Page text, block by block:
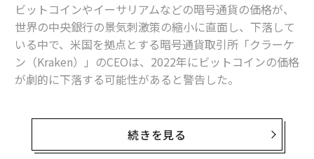
ビットコインやイーサリアムなどの暗号通貨の価格が、
世界の中央銀行の景気刺激策の縮小に直面し、下落して
いる中で、米国を拠点とする暗号通貨取引所「クラーケ
ン（Kraken）」のCEOは、2022年にビットコインの価格
が劇的に下落する可能性があると警告した。
クラーケンのCEOのジェシー・パウエル（Jesse Powel
l）は、12月17日のブルームバーグのインタビューで、
「多くの人が4万ドル以下に下がった時が買い時だと考
続きを見る